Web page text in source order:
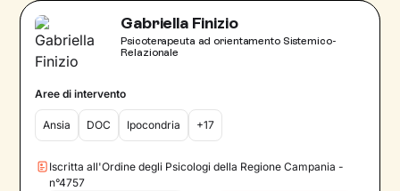
Gabriella Finizio
Psicoterapeuta ad orientamento Sistemico-
Relazionale
Aree di intervento
Ansia DOC Ipocondria +17
Iscritta all'Ordine degli Psicologi della Regione Campania -
n°4757